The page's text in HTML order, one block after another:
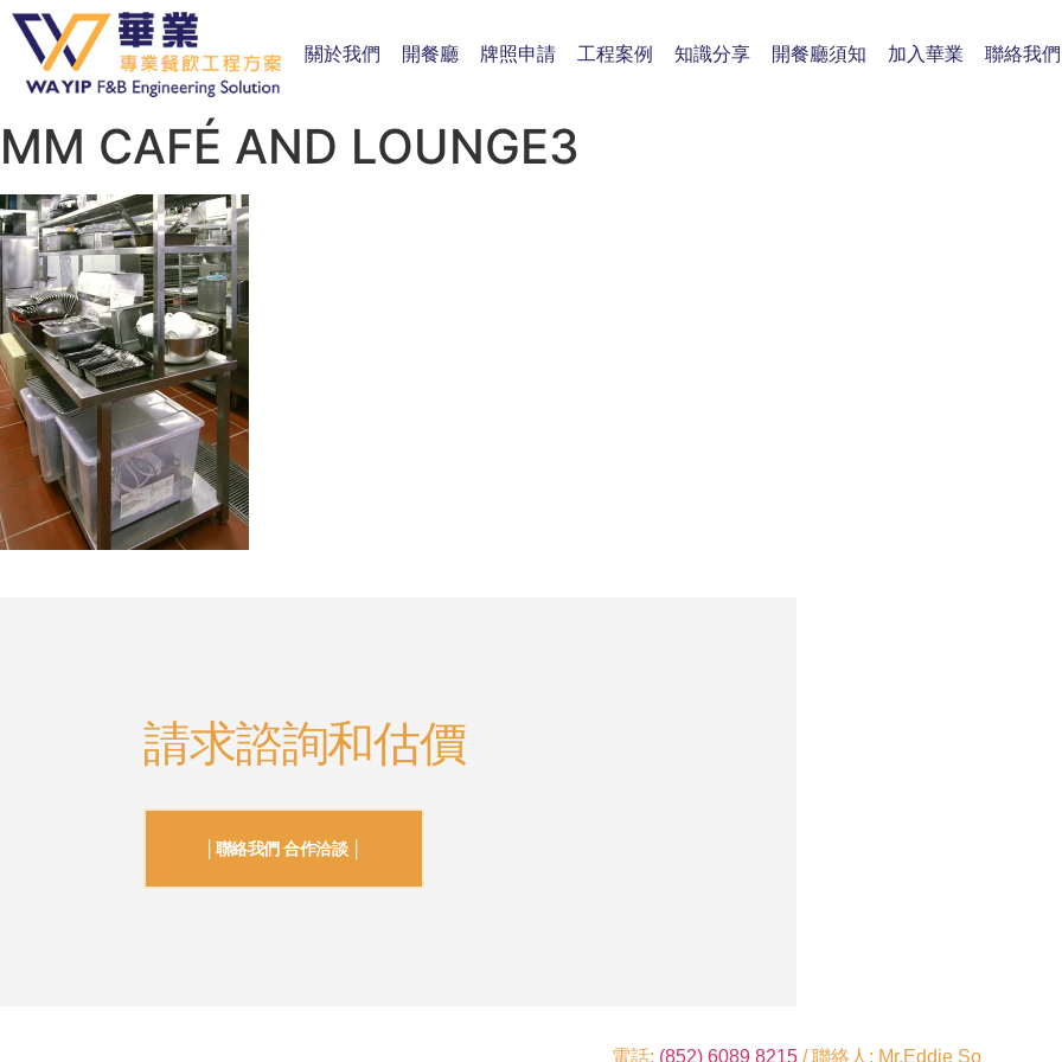
關於我們 開餐廳 牌照申請 工程案例 知識分享 開餐廳須知 加入華業 聯絡我們
MM CAFÉ AND LOUNGE3
請求諮詢和估價
│聯絡我們 合作洽談 │
電話: (852) 6089 8215 / 聯絡人: Mr.Eddie So